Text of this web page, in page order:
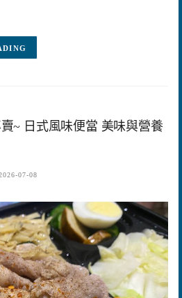
~ 日式風味便當 美味與營養
07-08